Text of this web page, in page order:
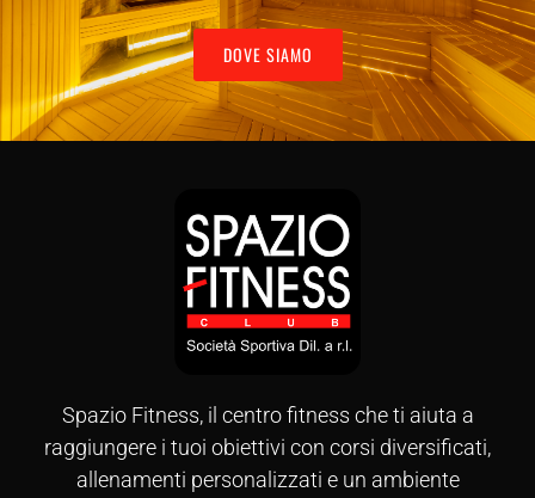
DOVE SIAMO
Spazio Fitness, il centro fitness che ti aiuta a
raggiungere i tuoi obiettivi con corsi diversificati,
allenamenti personalizzati e un ambiente